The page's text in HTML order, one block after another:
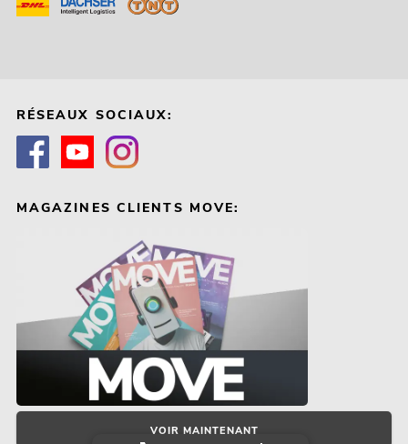
RÉSEAUX SOCIAUX:
MAGAZINES CLIENTS MOVE:
VOIR MAINTENANT